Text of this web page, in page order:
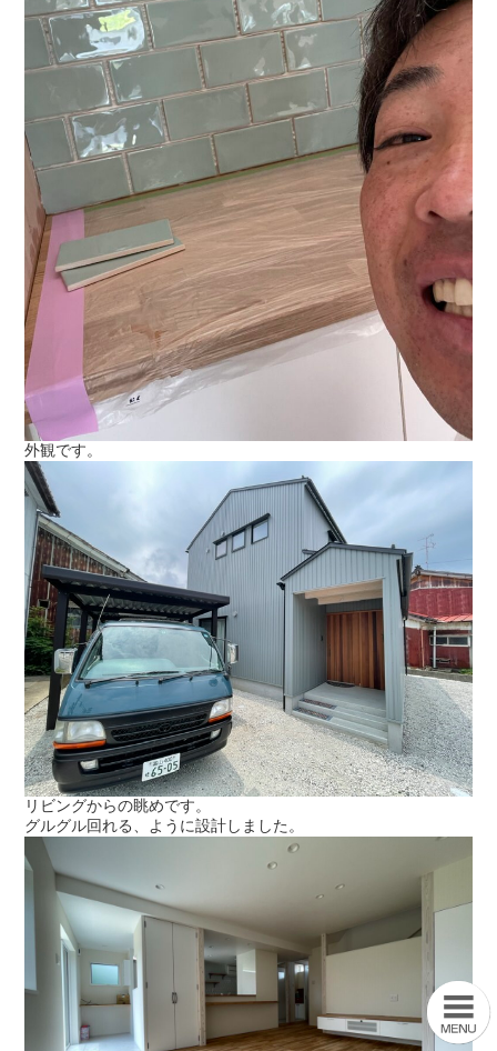
外観です。
リビングからの眺めです。
グルグル回れる、ように設計しました。